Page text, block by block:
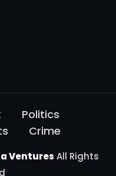
Politics
Crime
Ventures All Rights